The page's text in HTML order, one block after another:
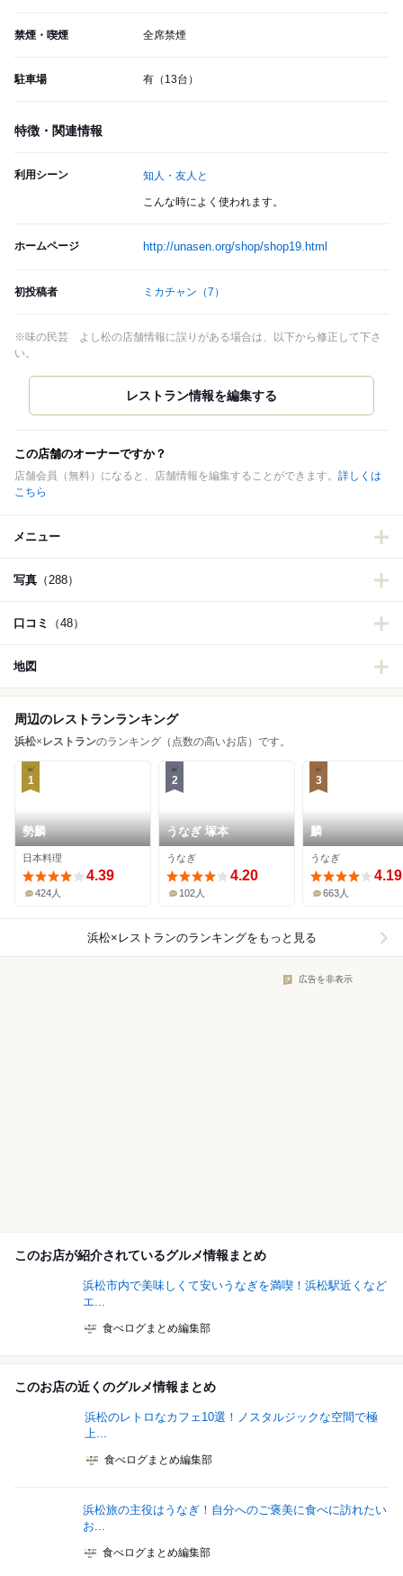
禁煙・喫煙 全席禁煙
駐車場 有（13台）
特徴・関連情報
利用シーン 知人・友人と
こんな時によく使われます。
ホームページ http://unasen.org/shop/shop19.html
初投稿者 ミカチャン （7）
※味の民芸 よし松の店舗情報に誤りがある場合は、以下から修正して下さ
い。
この店舗のオーナーですか？
店舗会員（無料）になると、店舗情報を編集することができます。 詳しくは
こちら
メニュー
写真 （288）
口コミ （48）
地図
周辺のレストランランキング
浜松× レストランのランキング（点数の高いお店）です。
1
勢麟
日本料理
4.39
424人
2
うなぎ 塚本
うなぎ
4.20
102人
3
麟
うなぎ
4.19
663人
浜松×レストランのランキングをもっと見る
広告を非表示
このお店が紹介されているグルメ情報まとめ
浜松市内で美味しくて安いうなぎを満喫！浜松駅近くなど
エ...
食べログまとめ編集部
このお店の近くのグルメ情報まとめ
浜松のレトロなカフェ10選！ノスタルジックな空間で極
上...
食べログまとめ編集部
浜松旅の主役はうなぎ！自分へのご褒美に食べに訪れたい
お...
食べログまとめ編集部